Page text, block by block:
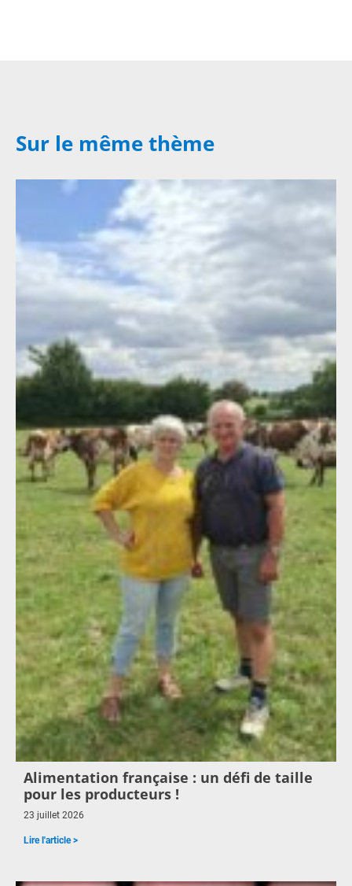
Sur le même thème
Alimentation française : un défi de taille
pour les producteurs !
23 juillet 2026
Lire l'article >